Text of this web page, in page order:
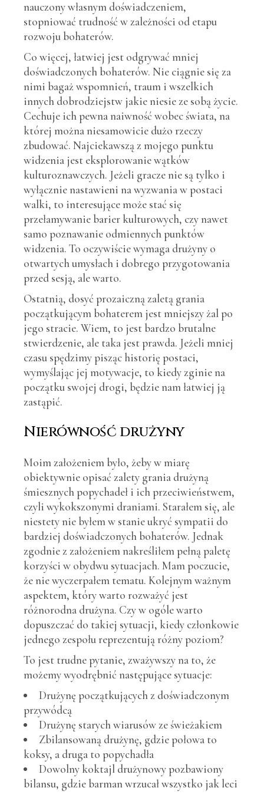
nauczony własnym doświadczeniem,
stopniować trudność w zależności od etapu
rozwoju bohaterów.
Co więcej, łatwiej jest odgrywać mniej
doświadczonych bohaterów. Nie ciągnie się za
nimi bagaż wspomnień, traum i wszelkich
innych dobrodziejstw jakie niesie ze sobą życie.
Cechuje ich pewna naiwność wobec świata, na
której można niesamowicie dużo rzeczy
zbudować. Najciekawszą z mojego punktu
widzenia jest eksplorowanie wątków
kulturoznawczych. Jeżeli gracze nie są tylko i
wyłącznie nastawieni na wyzwania w postaci
walki, to interesujące może stać się
przełamywanie barier kulturowych, czy nawet
samo poznawanie odmiennych punktów
widzenia. To oczywiście wymaga drużyny o
otwartych umysłach i dobrego przygotowania
przed sesją, ale warto.
Ostatnią, dosyć prozaiczną zaletą grania
początkującym bohaterem jest mniejszy żal po
jego stracie. Wiem, to jest bardzo brutalne
stwierdzenie, ale taka jest prawda. Jeżeli mniej
czasu spędzimy pisząc historię postaci,
wymyślając jej motywacje, to kiedy zginie na
początku swojej drogi, będzie nam łatwiej ją
zastąpić.
Nierówność drużyny
Moim założeniem było, żeby w miarę
obiektywnie opisać zalety grania drużyną
śmiesznych popychadeł i ich przeciwieństwem,
czyli wykokszonymi draniami. Starałem się, ale
niestety nie byłem w stanie ukryć sympatii do
bardziej doświadczonych bohaterów. Jednak
zgodnie z założeniem nakreśliłem pełną paletę
korzyści w obydwu sytuacjach. Mam poczucie,
że nie wyczerpałem tematu. Kolejnym ważnym
aspektem, który warto rozważyć jest
różnorodna drużyna. Czy w ogóle warto
dopuszczać do takiej sytuacji, kiedy członkowie
jednego zespołu reprezentują różny poziom?
To jest trudne pytanie, zważywszy na to, że
możemy wyodrębnić następujące sytuacje:
Drużynę początkujących z doświadczonym
przywódcą
Drużynę starych wiarusów ze świeżakiem
Zbilansowaną drużynę, gdzie połowa to
koksy, a druga to popychadła
Dowolny koktajl drużynowy pozbawiony
bilansu, gdzie barman wrzucał wszystko jak leci